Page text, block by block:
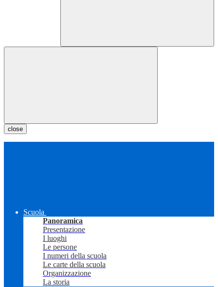
close
Scuola
Panoramica
Presentazione
I luoghi
Le persone
I numeri della scuola
Le carte della scuola
Organizzazione
La storia